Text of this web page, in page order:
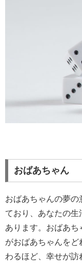
おばあちゃん
おばあちゃんの夢
ており、あなたの生
あります。おばあち
がおばあちゃんを
わるほど、幸せが訪